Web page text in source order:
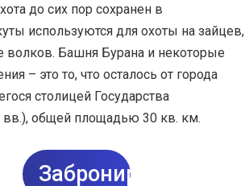
до сих пор сохранен в
используются для охоты на зайцев,
волков. Башня Бурана и некоторые
– это то, что осталось от города
столицей Государства
вв.), общей площадью 30 кв. км.
Забронировать